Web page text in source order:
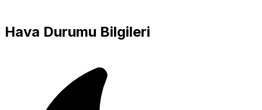
Hava Durumu Bilgileri